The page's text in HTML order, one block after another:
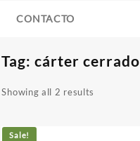
CONTACTO
Tag:cárter cerrado
Showing all 2 results
Sale!